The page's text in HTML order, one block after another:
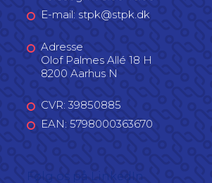
E-mail: stpk@stpk.dk
Adresse
Olof Palmes Allé 18 H
8200 Aarhus N
CVR: 39850885
EAN: 5798000363670